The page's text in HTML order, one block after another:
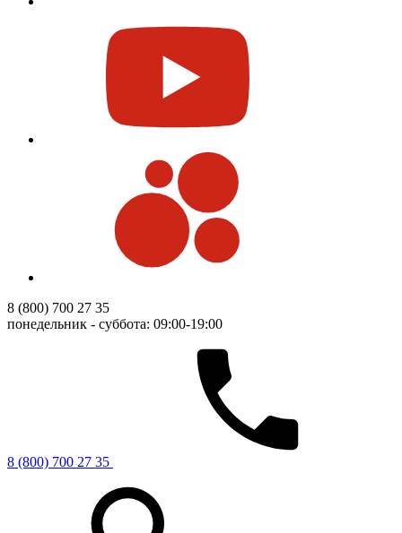
8 (800) 700 27 35
понедельник - суббота: 09:00-19:00
8 (800) 700 27 35